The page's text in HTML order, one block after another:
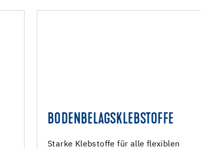
BODENBELAGSKLEBSTOFFE
Starke Klebstoffe für alle flexiblen
BODENBELAGSKLEBSTOFFE
Bodenbelagsklebstoffe